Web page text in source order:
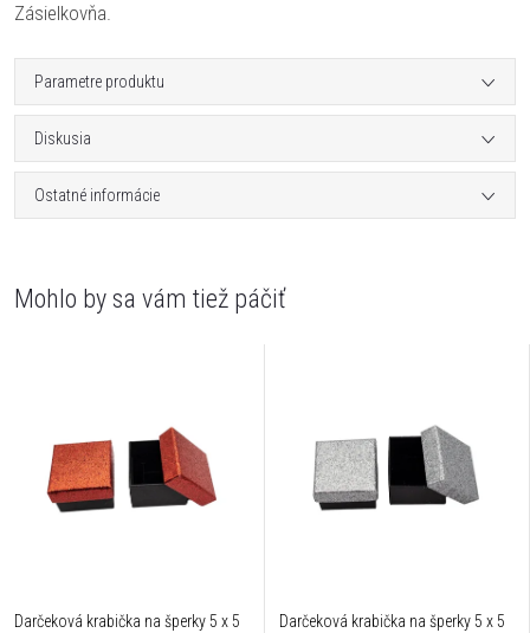
Zásielkovňa.
Parametre produktu
Diskusia
Ostatné informácie
Darčeková krabička na šperky 5 x 5
Darčeková krabička na šperky 5 x 5